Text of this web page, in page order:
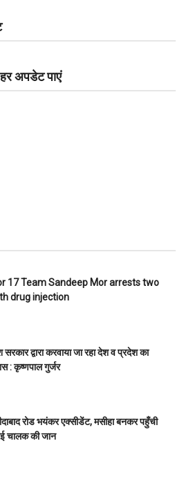
अपडेट पाएं
17 Team Sandeep Mor arrests two
drug injection
द्वारा करवाया जा रहा देश व प्रदेश का
: कृष्णपाल गुर्जर
रोड भयंकर एक्सीडेंट, मसीहा बनकर पहुँची
चालक की जान